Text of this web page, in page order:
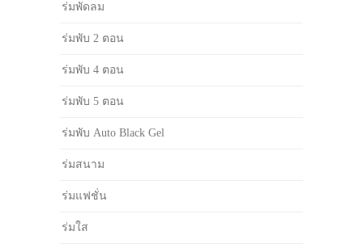
ร่มพัดลม
ร่มพับ 2 ตอน
ร่มพับ 4 ตอน
ร่มพับ 5 ตอน
ร่มพับ Auto Black Gel
ร่มสนาม
ร่มแฟชั่น
ร่มใส